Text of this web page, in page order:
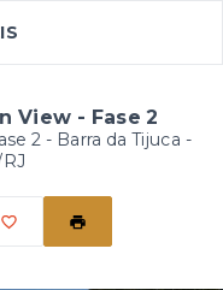
View - Fase 2
2 - Barra da Tijuca -